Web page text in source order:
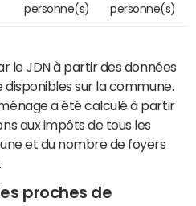
personne(s)
personne(s)
le JDN à partir des données
disponibles sur la commune.
a été calculé à partir
aux impôts de tous les
et du nombre de foyers
proches de